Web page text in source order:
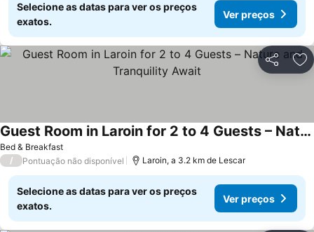
Selecione as datas para ver os preços
exatos.
Ver preços
Partilhar
Bed & Breakfast
Guest Room in Laroin for 2 to 4 Guests – Nature and Tranquility Await
/ Pontuação não disponível Laroin, a 3.2 km de Lescar
Selecione as datas para ver os preços
exatos.
Ver preços